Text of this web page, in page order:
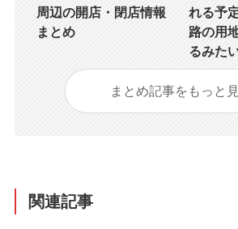
周辺の開店・閉店情報
まとめ
れる予
路の用
るみた
まとめ記事をもっと
関連記事